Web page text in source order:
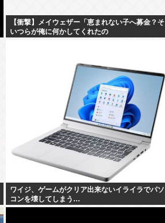
【衝撃】メイウェザー「恵まれない子へ募金？そ
いつらが俺に何かしてくれたの
ワイジ、ゲームがクリア出来ないイライラでパソ
コンを壊してしまう…